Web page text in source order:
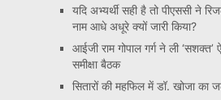
यदि अभ्यर्थी सही है तो पीएससी ने
नाम आधे अधूरे क्यों जारी किया?
आईजी राम गोपाल गर्ग ने ली ‘सशक्त’
समीक्षा बैठक
सितारों की महफिल में डॉ. खोजा का